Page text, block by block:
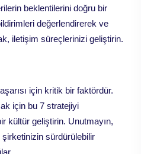
beklentilerini doğru bir
değerlendirerek ve
iletişim süreçlerinizi geliştirin.
için kritik bir faktördür.
için bu 7 stratejiyi
kültür geliştirin. Unutmayın,
sürdürülebilir